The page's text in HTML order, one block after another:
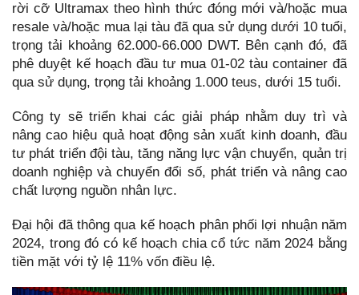
rời cỡ Ultramax theo hình thức đóng mới và/hoặc mua
resale và/hoặc mua lại tàu đã qua sử dụng dưới 10 tuổi,
trọng tải khoảng 62.000-66.000 DWT. Bên cạnh đó, đã
phê duyệt kế hoạch đầu tư mua 01-02 tàu container đã
qua sử dụng, trọng tải khoảng 1.000 teus, dưới 15 tuổi.
Công ty sẽ triển khai các giải pháp nhằm duy trì và
nâng cao hiệu quả hoạt động sản xuất kinh doanh, đầu
tư phát triển đội tàu, tăng năng lực vận chuyển, quản trị
doanh nghiệp và chuyển đổi số, phát triển và nâng cao
chất lượng nguồn nhân lực.
Đại hội đã thông qua kế hoạch phân phối lợi nhuận năm
2024, trong đó có kế hoạch chia cổ tức năm 2024 bằng
tiền mặt với tỷ lệ 11% vốn điều lệ.